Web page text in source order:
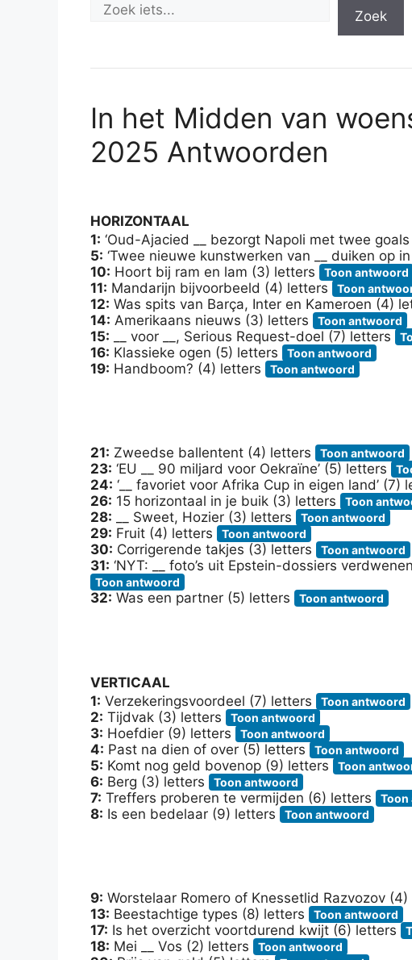
Zoek
In het Midden van
2025 Antwoorden
HORIZONTAAL
1: ‘Oud-Ajacied __ bezorgt Napoli met twee
5: ‘Twee nieuwe kunstwerken van __ duiken op
10: Hoort bij ram en lam (3) letters Toon antwoord
11: Mandarijn bijvoorbeeld (4) letters Toon
12: Was spits van Barça, Inter en Kameroen (4)
14: Amerikaans nieuws (3) letters Toon antwoord
15: __ voor __, Serious Request-doel (7) letters
16: Klassieke ogen (5) letters Toon antwoord
19: Handboom? (4) letters Toon antwoord
21: Zweedse ballentent (4) letters Toon antwoord
23: ‘EU __ 90 miljard voor Oekraïne’ (5) letters
24: ‘__ favoriet voor Afrika Cup in eigen land’ (7)
26: 15 horizontaal in je buik (3) letters Toon
28: __ Sweet, Hozier (3) letters Toon antwoord
29: Fruit (4) letters Toon antwoord
30: Corrigerende takjes (3) letters Toon antwoord
31: ‘NYT: __ foto’s uit Epstein-dossiers
Toon antwoord
32: Was een partner (5) letters Toon antwoord
VERTICAAL
1: Verzekeringsvoordeel (7) letters Toon antwoord
2: Tijdvak (3) letters Toon antwoord
3: Hoefdier (9) letters Toon antwoord
4: Past na dien of over (5) letters Toon antwoord
5: Komt nog geld bovenop (9) letters Toon
6: Berg (3) letters Toon antwoord
7: Treffers proberen te vermijden (6) letters Toon
8: Is een bedelaar (9) letters Toon antwoord
9: Worstelaar Romero of Knessetlid Razvozov
13: Beestachtige types (8) letters Toon antwoord
17: Is het overzicht voortdurend kwijt (6) letters
18: Mei __ Vos (2) letters Toon antwoord